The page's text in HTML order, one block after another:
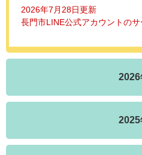
2026年7月28日更新
長門市LINE公式アカウントの
2026
2025